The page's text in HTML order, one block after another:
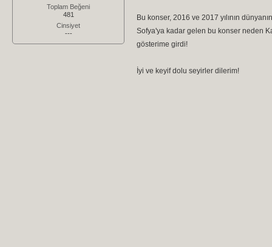
Toplam Beğeni
481
Cinsiyet
---
Bu konser, 2016 ve 2017 yılının
Sofya'ya kadar gelen bu konser neden
gösterime girdi!
İyi ve keyif dolu seyirler dilerim!